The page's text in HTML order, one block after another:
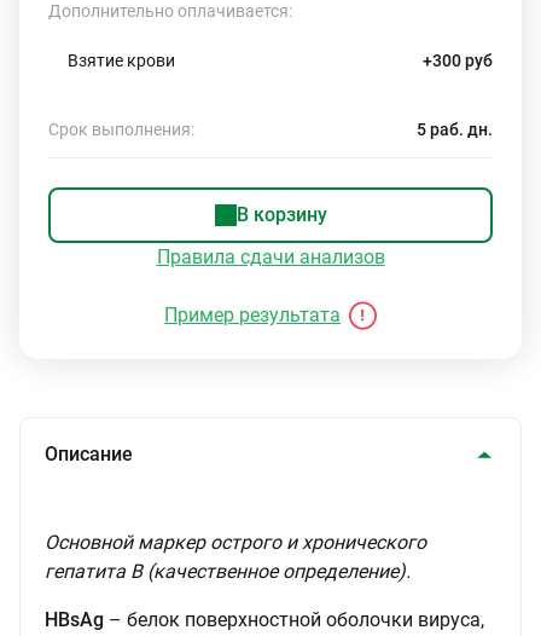
Дополнительно оплачивается:
Взятие крови +300 руб
Срок выполнения: 5 раб. дн.
В корзину
Правила сдачи анализов
Пример результата
Описание
Основной маркер острого и хронического
гепатита В (качественное определение).
HBsAg – белок поверхностной оболочки вируса,